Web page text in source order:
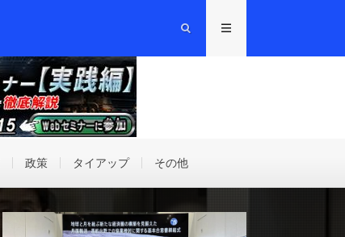
政策 タイアップ その他